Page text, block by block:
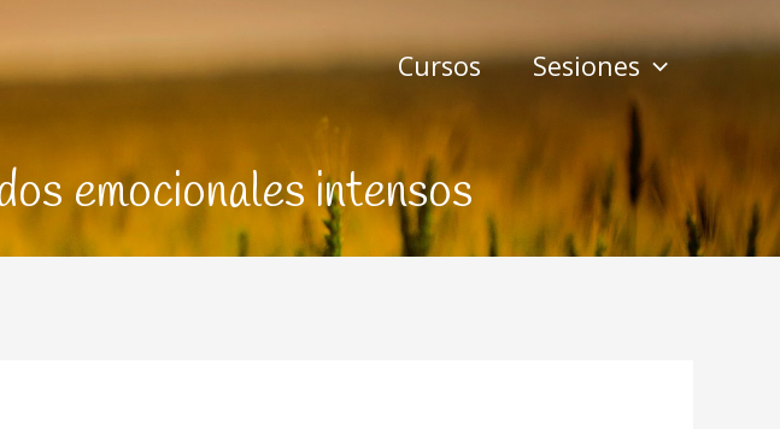
Cursos Sesiones
emocionales intensos